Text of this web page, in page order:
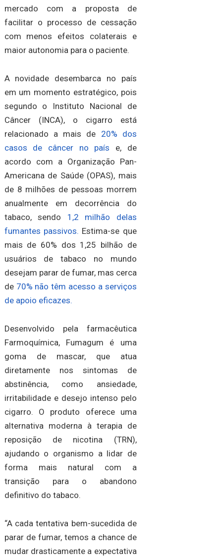
mercado com a proposta de
facilitar o processo de cessação
com menos efeitos colaterais e
maior autonomia para o paciente.
A novidade desembarca no país
em um momento estratégico, pois
segundo o Instituto Nacional de
Câncer (INCA), o cigarro está
relacionado a mais de 20% dos
casos de câncer no país e, de
acordo com a Organização Pan-
Americana de Saúde (OPAS), mais
de 8 milhões de pessoas morrem
anualmente em decorrência do
tabaco, sendo 1,2 milhão delas
fumantes passivos. Estima-se que
mais de 60% dos 1,25 bilhão de
usuários de tabaco no mundo
desejam parar de fumar, mas cerca
de 70% não têm acesso a serviços
de apoio eficazes.
Desenvolvido pela farmacêutica
Farmoquímica, Fumagum é uma
goma de mascar, que atua
diretamente nos sintomas de
abstinência, como ansiedade,
irritabilidade e desejo intenso pelo
cigarro. O produto oferece uma
alternativa moderna à terapia de
reposição de nicotina (TRN),
ajudando o organismo a lidar de
forma mais natural com a
transição para o abandono
definitivo do tabaco.
“A cada tentativa bem-sucedida de
parar de fumar, temos a chance de
mudar drasticamente a expectativa